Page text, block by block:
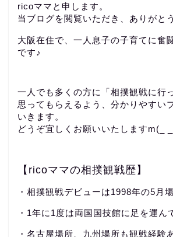
ricoママと申します。
当ブログを閲覧いただき、ありがと
大阪在住で、一人息子の子育てに奮
です♪
一人でも多くの方に「相撲観戦に行
思ってもらえるよう、分かりやすい
いきます。
どうぞ宜しくお願いいたしますm(_
【ricoママの相撲観戦歴】
・相撲観戦デビューは1998年の5月場
・1年に1度は両国国技館に足を運
・名古屋場所、九州場所も観戦経験